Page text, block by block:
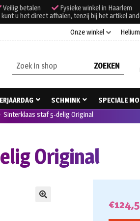
Veilig betalen
Fysieke winkel in Haarlem
u het direct afhalen, tenzij bij het artikel
Onze winkel
Zoeken
naar:
SCHMINK SPECIALE
Sinterklaas staf 5-delig Original
Original
€